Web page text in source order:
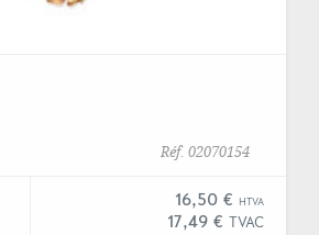
Réf. 02070154
16,50 € HTVA
17,49 €TVAC
Ajouter Un kilogramme de "Ail